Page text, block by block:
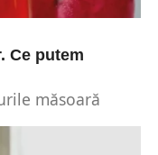
Ce putem
măsoară